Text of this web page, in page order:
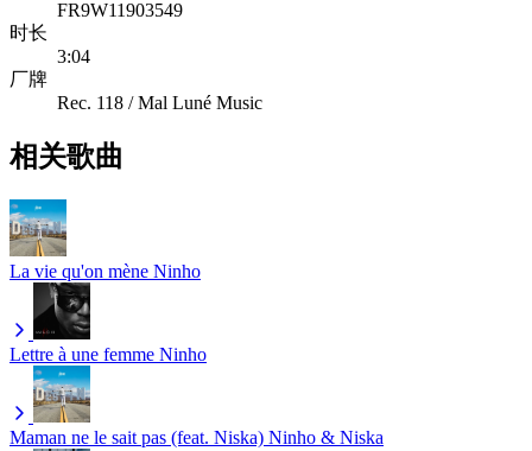
FR9W11903549
时长
3:04
厂牌
Rec. 118 / Mal Luné Music
相关歌曲
La vie qu'on mène Ninho
Lettre à une femme Ninho
Maman ne le sait pas (feat. Niska) Ninho & Niska